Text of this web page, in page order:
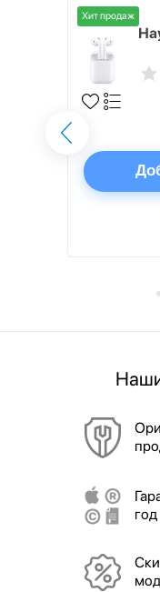
Хит продаж
год